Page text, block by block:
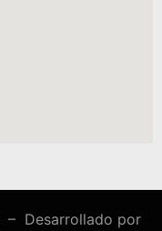
– Desarrollado por